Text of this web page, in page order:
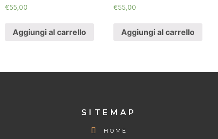
€55,00
Aggiungi al carrello
€55,00
Aggiungi al carrello
SITEMAP
HOME